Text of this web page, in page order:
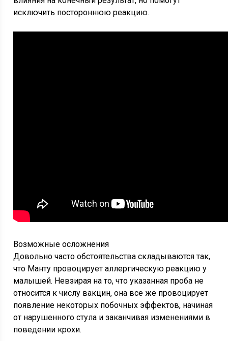
исключить постороннюю реакцию.
Возможные осложнения
Довольно часто обстоятельства складываются так,
что Манту провоцирует аллергическую реакцию у
малышей. Невзирая на то, что указанная проба не
относится к числу вакцин, она все же провоцирует
появление некоторых побочных эффектов, начиная
от нарушенного стула и заканчивая изменениями в
поведении крохи.